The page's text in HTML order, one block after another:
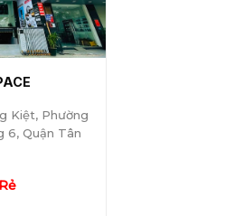
Kiệt, Phường
6, Quận Tân